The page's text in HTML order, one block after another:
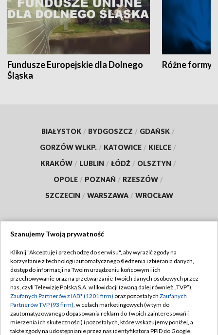
Fundusze Europejskie dla Dolnego
Śląska
Różne formy
BIAŁYSTOK / BYDGOSZCZ / GDAŃSK /
GORZÓW WLKP. / KATOWICE / KIELCE /
KRAKÓW / LUBLIN / ŁÓDŹ / OLSZTYN /
OPOLE / POZNAŃ / RZESZÓW /
SZCZECIN / WARSZAWA / WROCŁAW
TVP
Abonament TVP
Emisja w TVP
Centrum informacji TVP
Naziemna Telewizja Cyfrowa
Regulamin TVP
Polityka prywatności
Moje zgody
Pomoc
Szanujemy Twoją prywatność
Kliknij "Akceptuję i przechodzę do serwisu", aby wyrazić zgody na
korzystanie z technologii automatycznego śledzenia i zbierania danych,
dostęp do informacji na Twoim urządzeniu końcowym i ich
przechowywanie oraz na przetwarzanie Twoich danych osobowych przez
nas, czyli Telewizję Polską S.A. w likwidacji (zwaną dalej również „TVP”),
Zaufanych Partnerów z IAB* (1201 firm) oraz pozostałych Zaufanych
Partnerów TVP (93 firm), w celach marketingowych (w tym do
zautomatyzowanego dopasowania reklam do Twoich zainteresowań i
mierzenia ich skuteczności) i pozostałych, które wskazujemy poniżej, a
także zgody na udostępnianie przez nas identyfikatora PPID do Google.